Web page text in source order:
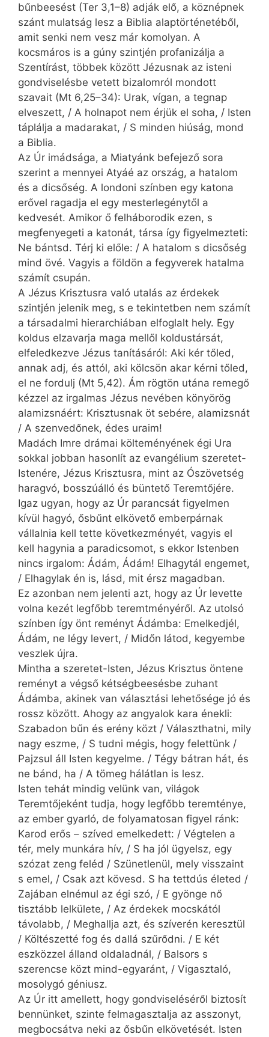
bűnbeesést (Ter 3,1–8) adják elő, a köznépnek
szánt mulatság lesz a Biblia alaptörténetéből,
amit senki nem vesz már komolyan. A
kocsmáros is a gúny szintjén profanizálja a
Szentírást, többek között Jézusnak az isteni
gondviselésbe vetett bizalomról mondott
szavait (Mt 6,25–34): Urak, vígan, a tegnap
elveszett, / A holnapot nem érjük el soha, / Isten
táplálja a madarakat, / S minden hiúság, mond
a Biblia.
Az Úr imádsága, a Miatyánk befejező sora
szerint a mennyei Atyáé az ország, a hatalom
és a dicsőség. A londoni színben egy katona
erővel ragadja el egy mesterlegénytől a
kedvesét. Amikor ő felháborodik ezen, s
megfenyegeti a katonát, társa így figyelmezteti:
Ne bántsd. Térj ki előle: / A hatalom s dicsőség
mind övé. Vagyis a földön a fegyverek hatalma
számít csupán.
A Jézus Krisztusra való utalás az érdekek
szintjén jelenik meg, s e tekintetben nem számít
a társadalmi hierarchiában elfoglalt hely. Egy
koldus elzavarja maga mellől koldustársát,
elfeledkezve Jézus tanításáról: Aki kér tőled,
annak adj, és attól, aki kölcsön akar kérni tőled,
el ne fordulj (Mt 5,42). Ám rögtön utána remegő
kézzel az irgalmas Jézus nevében könyörög
alamizsnáért: Krisztusnak öt sebére, alamizsnát
/ A szenvedőnek, édes uraim!
Madách Imre drámai költeményének égi Ura
sokkal jobban hasonlít az evangélium szeretet-
Istenére, Jézus Krisztusra, mint az Ószövetség
haragvó, bosszúálló és büntető Teremtőjére.
Igaz ugyan, hogy az Úr parancsát figyelmen
kívül hagyó, ősbűnt elkövető emberpárnak
vállalnia kell tette következményét, vagyis el
kell hagynia a paradicsomot, s ekkor Istenben
nincs irgalom: Ádám, Ádám! Elhagytál engemet,
/ Elhagylak én is, lásd, mit érsz magadban.
Ez azonban nem jelenti azt, hogy az Úr levette
volna kezét legfőbb teremtményéről. Az utolsó
színben így önt reményt Ádámba: Emelkedjél,
Ádám, ne légy levert, / Midőn látod, kegyembe
veszlek újra.
Mintha a szeretet-Isten, Jézus Krisztus öntene
reményt a végső kétségbeesésbe zuhant
Ádámba, akinek van választási lehetősége jó és
rossz között. Ahogy az angyalok kara énekli:
Szabadon bűn és erény közt / Választhatni, mily
nagy eszme, / S tudni mégis, hogy felettünk /
Pajzsul áll Isten kegyelme. / Tégy bátran hát, és
ne bánd, ha / A tömeg hálátlan is lesz.
Isten tehát mindig velünk van, világok
Teremtőjeként tudja, hogy legfőbb teremténye,
az ember gyarló, de folyamatosan figyel ránk:
Karod erős – szíved emelkedett: / Végtelen a
tér, mely munkára hív, / S ha jól ügyelsz, egy
szózat zeng feléd / Szünetlenül, mely visszaint
s emel, / Csak azt kövesd. S ha tettdús életed /
Zajában elnémul az égi szó, / E gyönge nő
tisztább lelkülete, / Az érdekek mocskától
távolabb, / Meghallja azt, és szíverén keresztül
/ Költészetté fog és dallá szűrődni. / E két
eszközzel álland oldaladnál, / Balsors s
szerencse közt mind-egyaránt, / Vigasztaló,
mosolygó géniusz.
Az Úr itt amellett, hogy gondviseléséről biztosít
bennünket, szinte felmagasztalja az asszonyt,
megbocsátva neki az ősbűn elkövetését. Isten